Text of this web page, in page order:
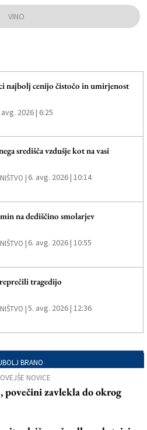
VINO
najbolj cenijo čistočo in umirjenost
avg. 2026 | 6:25
središča vzdušje kot na vasi
| 6. avg. 2026 | 10:14
na dediščino smolarjev
| 6. avg. 2026 | 10:55
tragedijo
|5. avg. 2026 | 12:36
BRANO
NOVICE
povečini zavlekla do okrog